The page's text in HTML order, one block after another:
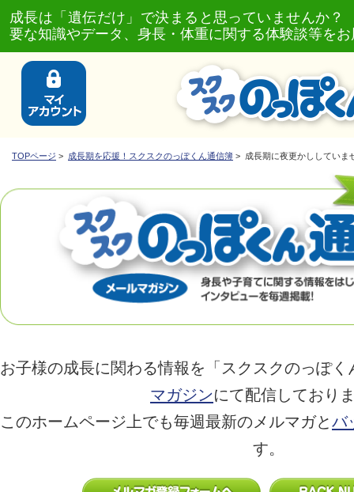
成長は「遺伝だけ」で決まると思っていませんか
要な知識やデータ、身長・体重に関する体験談等を
TOPページ > 成長期を応援！スクスクのっぽくん通信簿 > 成長期に夜更かししていま
お子様の成長に関わる情報を「スクスクのっぽ
マガジンにて配信しており
このホームページ上でも毎週最新のメルマガとバ
す。